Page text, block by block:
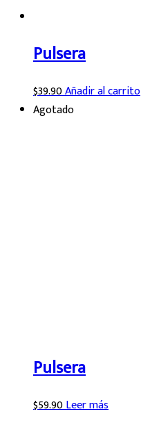
Pulsera
$39.90Añadir al carrito
Agotado
Pulsera
$59.90Leer más